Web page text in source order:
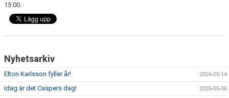
KONTAKT
15:00.
Nyhetsarkiv
Elton Karlsson fyller år! 2026-05-14
Idag är det Caspers dag! 2026-05-06